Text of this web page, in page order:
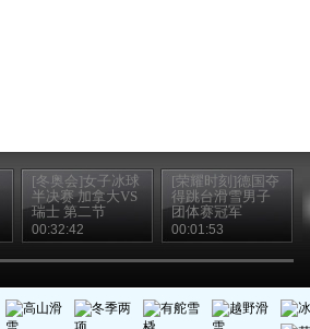
[冬奥会]女子冰球
半决赛 加拿大VS
瑞士 第二节
00:32:42
[荣耀时刻]德国夺
得跳台滑雪男子
团体赛冠军
00:01:53